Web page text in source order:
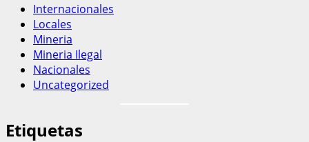
Internacionales
Locales
Mineria
Mineria Ilegal
Nacionales
Uncategorized
Etiquetas